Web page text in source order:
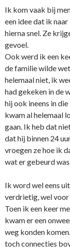
Ik kom vaak bij
een idee dat ik
hierna snel. Ze
gevoel.
Ook werd ik een
de familie wilde
helemaal niet, ik
had gekeken in de
hij ook ineens in
kwam al helemaal
gaan. Ik heb dat
dat hij binnen 24
vroegen ze hoe ik
wat er gebeurd
Ik word wel eens
verdrietig, wel
Toen ik een keer
kwam er een
weg konden
toch connecties